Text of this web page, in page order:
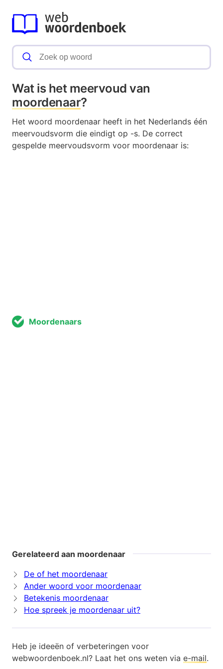
Wat is het meervoud van
moordenaar?
Het woord moordenaar heeft in het Nederlands één
meervoudsvorm die eindigt op -s. De correct
gespelde meervoudsvorm voor moordenaar is:
Moordenaars
Gerelateerd aan moordenaar
De of het moordenaar
Ander woord voor moordenaar
Betekenis moordenaar
Hoe spreek je moordenaar uit?
Heb je ideeën of verbeteringen voor
webwoordenboek.nl? Laat het ons weten via e-mail.